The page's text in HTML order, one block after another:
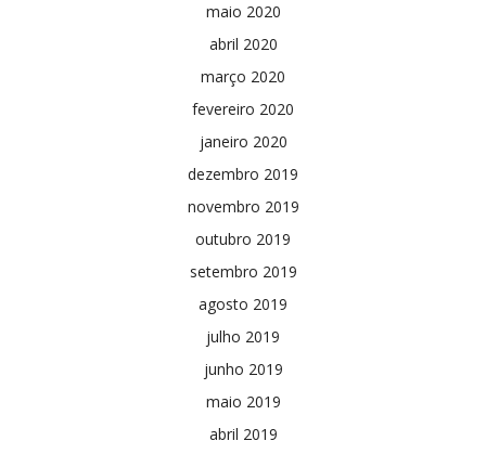
maio 2020
abril 2020
março 2020
fevereiro 2020
janeiro 2020
dezembro 2019
novembro 2019
outubro 2019
setembro 2019
agosto 2019
julho 2019
junho 2019
maio 2019
abril 2019